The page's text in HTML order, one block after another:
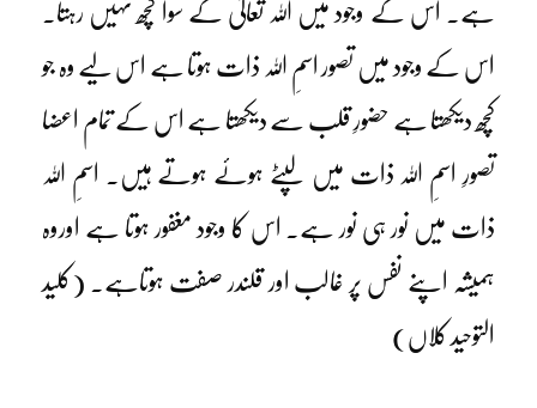
ہے۔ اس کے وجود میں اللہ تعالیٰ کے سوا کچھ نہیں رہتا۔
اس کے وجود میں تصور اسمِ اللہ ذات ہوتا ہے اس لیے وہ جو
کچھ دیکھتا ہے حضورِ قلب سے دیکھتا ہے اس کے تمام اعضا
تصورِ اسمِ اللہ ذات میں لپٹے ہوئے ہوتے ہیں۔ اسمِ اللہ
ذات میں نور ہی نور ہے۔ اس کا وجود مغفور ہوتا ہے اوروہ
ہمیشہ اپنے نفس پر غالب اور قلندر صفت ہوتاہے۔ (کلید
التوحید کلاں)